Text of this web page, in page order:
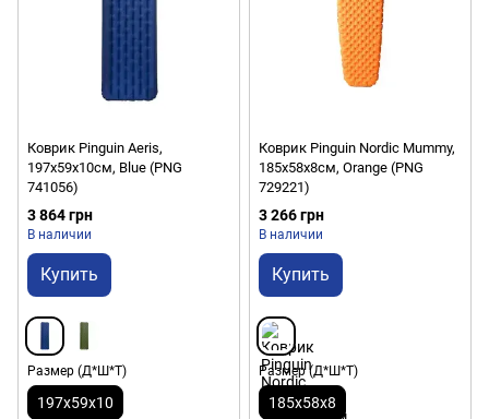
Коврик Pinguin Aeris,
197x59x10см, Blue (PNG
741056)
3 864 грн
В наличии
Купить
Размер (Д*Ш*Т)
197x59x10
Коврик Pinguin Nordic Mummy,
185x58x8см, Orange (PNG
729221)
3 266 грн
В наличии
Купить
Размер (Д*Ш*Т)
185x58x8